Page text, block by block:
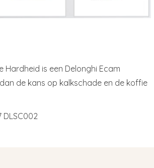
Hardheid is een Delonghi Ecam
de kans op kalkschade en de koffie
DLSC002